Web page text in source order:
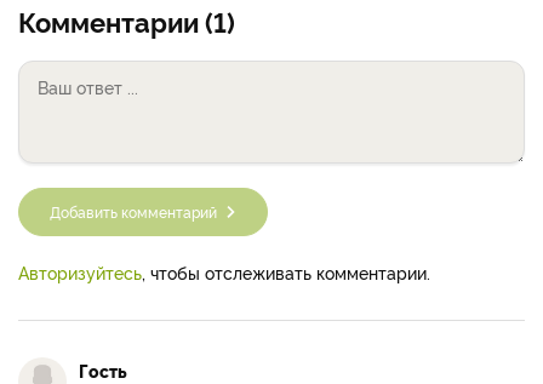
Комментарии (1)
Добавить комментарий
Авторизуйтесь, чтобы отслеживать комментарии.
Гость